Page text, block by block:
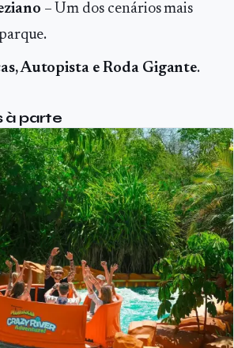
– Um dos cenários mais
Autopista e Roda Gigante.
à parte